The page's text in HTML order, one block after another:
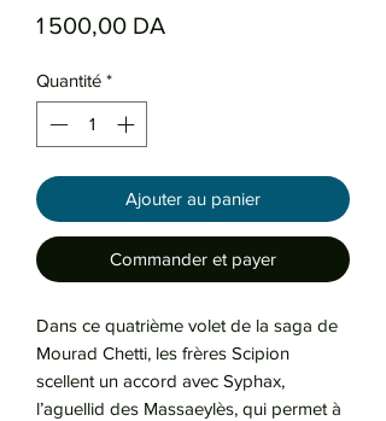
1 500,00 DA
Quantité *
Ajouter au panier
Commander et payer
Dans ce quatrième volet de la saga de
Mourad Chetti, les frères Scipion
scellent un accord avec Syphax,
l’aguellid des Massaeylès, qui permet à